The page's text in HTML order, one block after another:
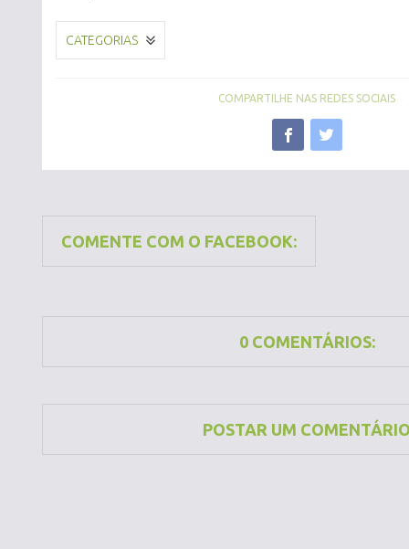
CATEGORIAS
COMPARTILHE NAS REDES SOCIAIS
COMENTE COM O FACEBOOK:
0 COMENTÁRIOS:
POSTAR UM